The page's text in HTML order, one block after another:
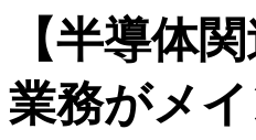
【半導体
業務がメ